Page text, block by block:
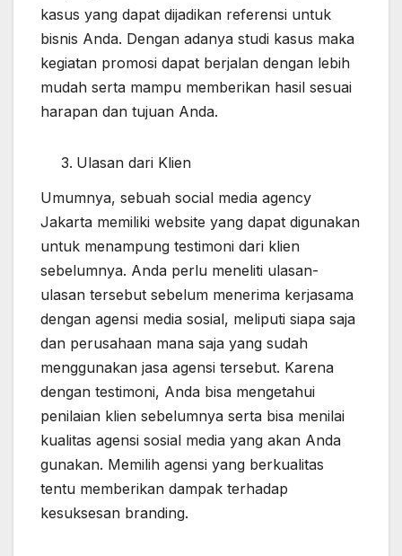
kasus yang dapat dijadikan referensi untuk
bisnis Anda. Dengan adanya studi kasus maka
kegiatan promosi dapat berjalan dengan lebih
mudah serta mampu memberikan hasil sesuai
harapan dan tujuan Anda.
Ulasan dari Klien
Umumnya, sebuah social media agency
Jakarta memiliki website yang dapat digunakan
untuk menampung testimoni dari klien
sebelumnya. Anda perlu meneliti ulasan-
ulasan tersebut sebelum menerima kerjasama
dengan agensi media sosial, meliputi siapa saja
dan perusahaan mana saja yang sudah
menggunakan jasa agensi tersebut. Karena
dengan testimoni, Anda bisa mengetahui
penilaian klien sebelumnya serta bisa menilai
kualitas agensi sosial media yang akan Anda
gunakan. Memilih agensi yang berkualitas
tentu memberikan dampak terhadap
kesuksesan branding.